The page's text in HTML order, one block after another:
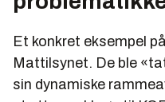
Et konkret eksempel
Mattilsynet. De ble
sin dynamiske